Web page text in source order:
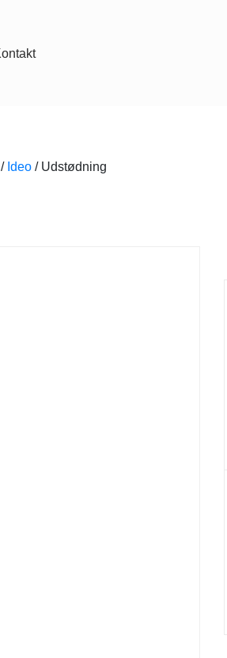
/ Ideo /Udstødning